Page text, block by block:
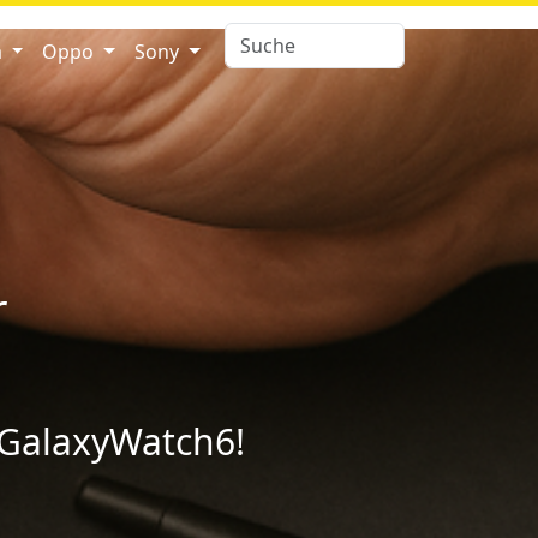
Oppo Sony